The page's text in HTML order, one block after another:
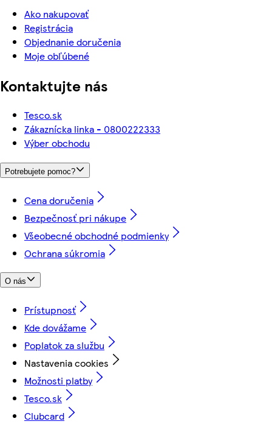
Ako nakupovať
Registrácia
Objednanie doručenia
Moje obľúbené
Kontaktujte nás
Tesco.sk
Zákaznícka linka - 0800222333
Výber obchodu
Potrebujete pomoc?
Cena doručenia
Bezpečnosť pri nákupe
Všeobecné obchodné podmienky
Ochrana súkromia
O nás
Prístupnosť
Kde dovážame
Poplatok za službu
Nastavenia cookies
Možnosti platby
Tesco.sk
Clubcard